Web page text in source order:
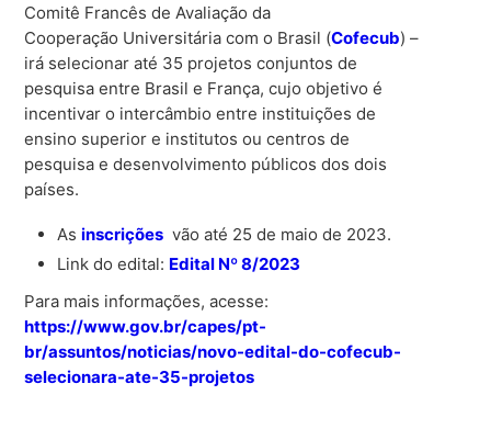
Comitê Francês de Avaliação da
Cooperação Universitária com o Brasil (Cofecub) –
irá selecionar até 35 projetos conjuntos de
pesquisa entre Brasil e França, cujo objetivo é
incentivar o intercâmbio entre instituições de
ensino superior e institutos ou centros de
pesquisa e desenvolvimento públicos dos dois
países.
Asinscrições vão até 25 de maio de 2023.
Link do edital: Edital Nº 8/2023
Para mais informações, acesse:
https://www.gov.br/capes/pt-
br/assuntos/noticias/novo-edital-do-cofecub-
selecionara-ate-35-projetos